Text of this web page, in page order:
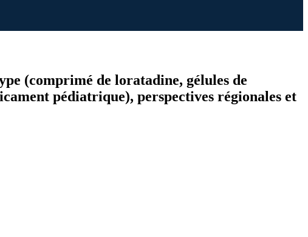
(comprimé de loratadine, gélules de
pédiatrique), perspectives régionales et